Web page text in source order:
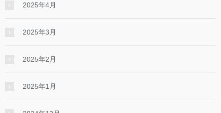
2025年4月
2025年3月
2025年2月
2025年1月